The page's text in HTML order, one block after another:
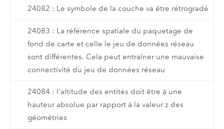
24082 : Le symbole de la couche va être rétrogradé
24083 : La référence spatiale du paquetage de
fond de carte et celle le jeu de données réseau
sont différentes. Cela peut entraîner une mauvaise
connectivité du jeu de données réseau
24084 : l'altitude des entités doit être à une
hauteur absolue par rapport à la valeur z des
géométries